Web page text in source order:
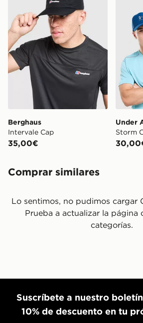
Berghaus
Intervale Cap
35,00€
Under
Storm
Comprar similares
Lo sentimos, no pudimos cargar
Prueba a actualizar la página
categorías.
Suscríbete a nuestro
10% de descuento en tu